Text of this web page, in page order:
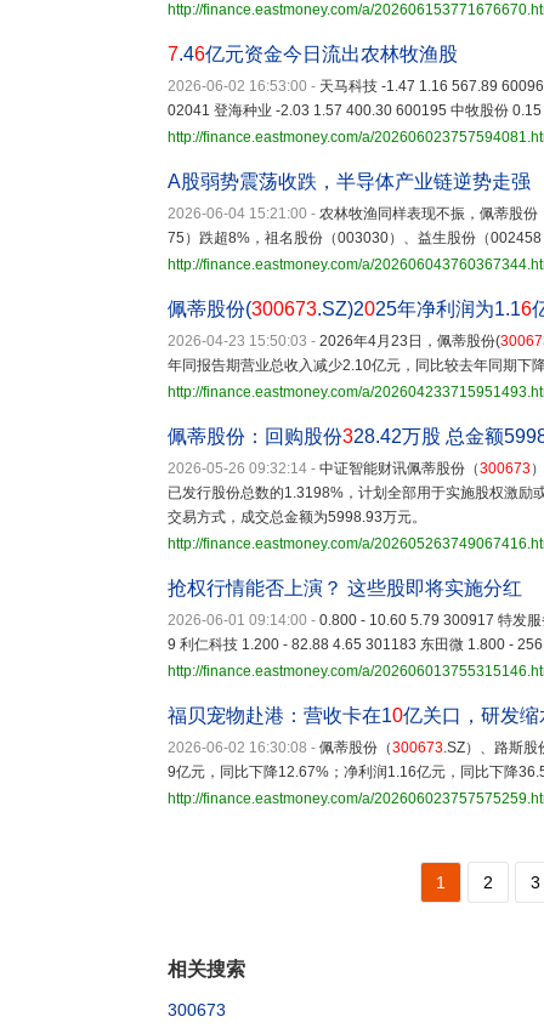
http://finance.eastmoney.com/a/
7.46亿元资金今日流出农林牧渔股
2026-06-02 16:53:00 - 天马科技 -1.47 1.16 567.89
02041 登海种业 -2.03 1.57 400.30 600195 中牧股份
http://finance.eastmoney.com/a/
A股弱势震荡收跌，半导体产业链逆势走强
2026-06-04 15:21:00 - 农林牧渔同样表现不振，佩蒂股份
75）跌超8%，祖名股份（003030）、益生股份（
http://finance.eastmoney.com/a/
佩蒂股份(300673.SZ)2025年净利润为1.16
2026-04-23 15:50:03 - 2026年4月23日，佩蒂股份(
年同报告期营业总收入减少2.10亿元，同比较去年同期下
http://finance.eastmoney.com/a/
佩蒂股份：回购股份328.42万股 总金额
2026-05-26 09:32:14 - 中证智能财讯佩蒂股份（300673
已发行股份总数的1.3198%，计划全部用于实施股权激励
交易方式，成交总金额为5998.93万元。
http://finance.eastmoney.com/a/
抢权行情能否上演？ 这些股即将实施分红
2026-06-01 09:14:00 - 0.800 - 10.60 5.79 300917 特发
9 利仁科技 1.200 - 82.88 4.65 301183 东田微 1.800 -
http://finance.eastmoney.com/a/
福贝宠物赴港：营收卡在10亿关口，研发
2026-06-02 16:30:08 - 佩蒂股份（300673.SZ）、路斯
9亿元，同比下降12.67%；净利润1.16亿元，同比下降
http://finance.eastmoney.com/a/
1 2 3
相关搜索
300673